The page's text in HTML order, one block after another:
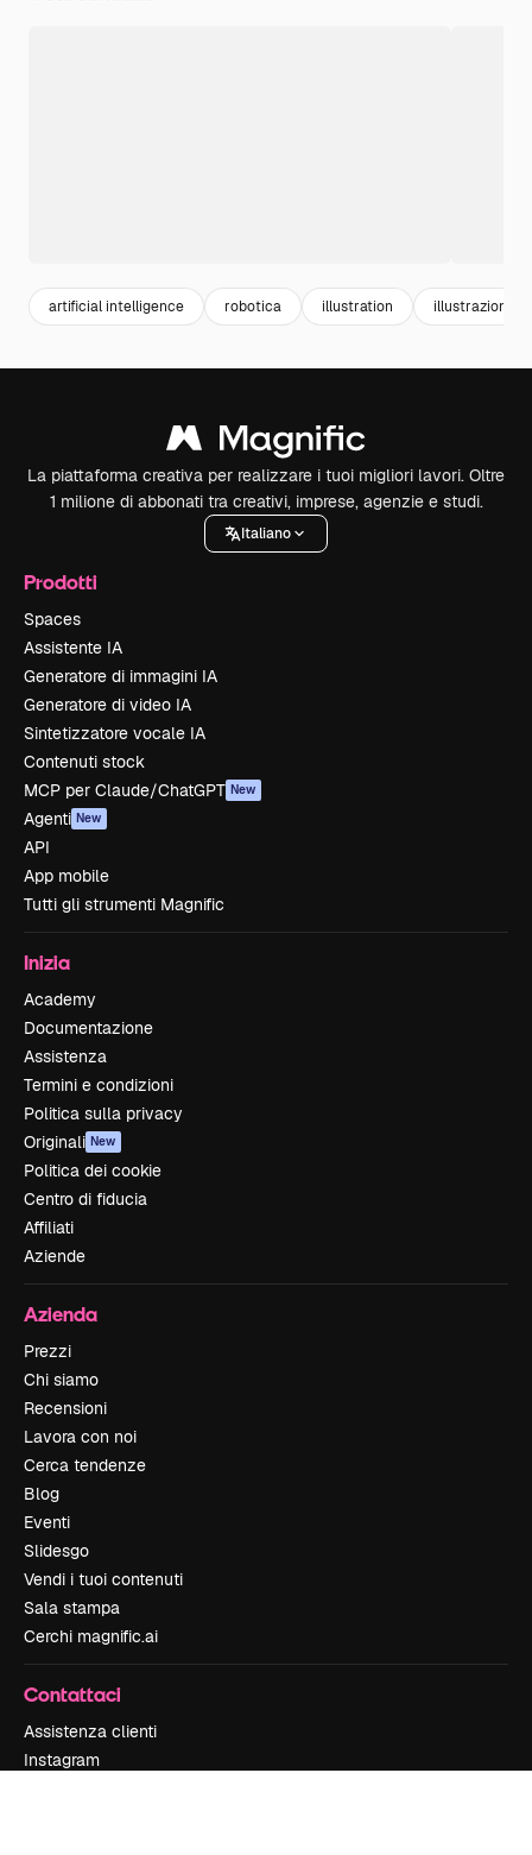
artificial intelligence robotica illustration illustrazioni
La piattaforma creativa per realizzare i tuoi migliori lavori. Oltre
1 milione di abbonati tra creativi, imprese, agenzie e studi.
Italiano
Prodotti
Spaces
Assistente IA
Generatore di immagini IA
Generatore di video IA
Sintetizzatore vocale IA
Contenuti stock
MCP per Claude/ChatGPT New
Agenti New
API
App mobile
Tutti gli strumenti Magnific
Inizia
Academy
Documentazione
Assistenza
Termini e condizioni
Politica sulla privacy
Originali New
Politica dei cookie
Centro di fiducia
Affiliati
Aziende
Azienda
Prezzi
Chi siamo
Recensioni
Lavora con noi
Cerca tendenze
Blog
Eventi
Slidesgo
Vendi i tuoi contenuti
Sala stampa
Cerchi magnific.ai
Contattaci
Assistenza clienti
Instagram